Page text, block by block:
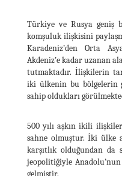
Türkiye ve Rusya geniş
komşuluk ilişkisini
Karadeniz’den Orta
Akdeniz’e kadar uzanan
tutmaktadır. İlişkilerin
iki ülkenin bu bölgelerin
sahip oldukları
500 yılı aşkın ikili
sahne olmuştur. İki ülke
karşıtlık olduğundan da
jeopolitiğiyle
gelmiştir.